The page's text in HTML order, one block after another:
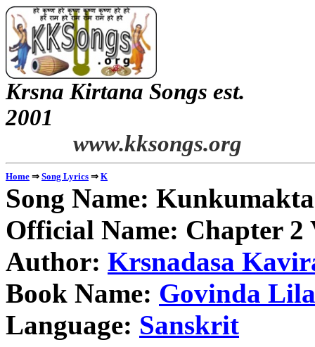
Krsna Kirtana Songs est.
www.kksongs.org
Home ⇒ Song Lyrics ⇒ K
Song Name:
Official Name: Chapter 2
Author: Krsnadasa
Book Name: Govinda
Language: Sanskrit